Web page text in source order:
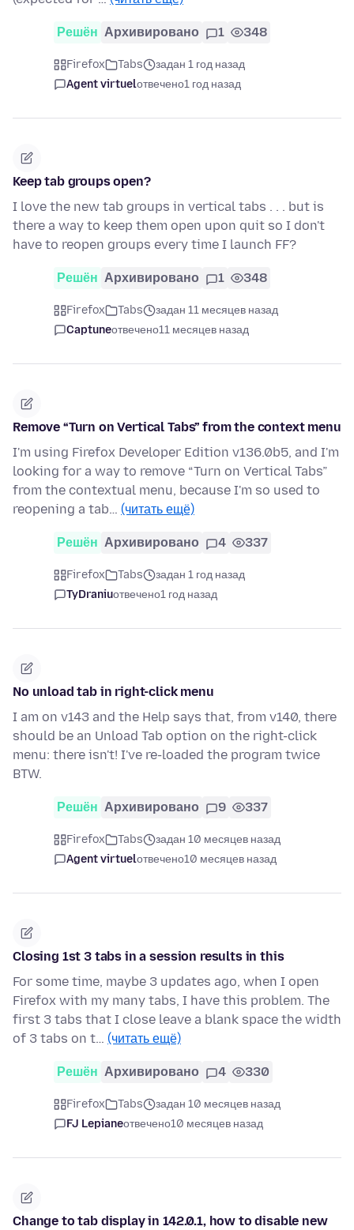
Решён Архивировано 1 348
Firefox Tabs
задан 1 год назад
Agent virtuelотвечено1 год назад
Keep tab groups open?
I love the new tab groups in vertical tabs . . . but is
there a way to keep them open upon quit so I don't
have to reopen groups every time I launch FF?
Решён Архивировано 1 348
Firefox Tabs
задан 11 месяцев назад
Captuneотвечено11 месяцев назад
Remove “Turn on Vertical Tabs” from the context menu
I'm using Firefox Developer Edition v136.0b5, and I'm
looking for a way to remove “Turn on Vertical Tabs”
from the contextual menu, because I'm so used to
reopening a tab… (читать ещё)
Решён Архивировано 4 337
Firefox Tabs
задан 1 год назад
TyDraniuотвечено1 год назад
No unload tab in right-click menu
I am on v143 and the Help says that, from v140, there
should be an Unload Tab option on the right-click
menu: there isn't! I've re-loaded the program twice
BTW.
Решён Архивировано 9 337
Firefox Tabs
задан 10 месяцев назад
Agent virtuelотвечено10 месяцев назад
Closing 1st 3 tabs in a session results in this
For some time, maybe 3 updates ago, when I open
Firefox with my many tabs, I have this problem. The
first 3 tabs that I close leave a blank space the width
of 3 tabs on t… (читать ещё)
Решён Архивировано 4 330
Firefox Tabs
задан 10 месяцев назад
FJ Lepianeотвечено10 месяцев назад
Change to tab display in 142.0.1, how to disable new